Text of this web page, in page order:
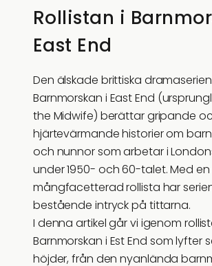
Rollistan i
East End
Den älskade brittiska dramaserien
Barnmorskan i East End
the Midwife) berättar gripande
hjärtevärmande historier om
och nunnor som arbetar i
under 1950- och 60-talet. Med
mångfacetterad rollista har
bestående intryck på tittarna.
I denna artikel går vi igenom
Barnmorskan i Est End som lyfter
höjder, från den nyanlända